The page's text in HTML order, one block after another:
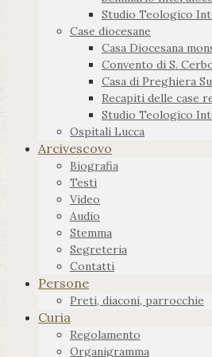
Studio Teologico
Case diocesane
Casa Diocesana
Convento di S.
Casa di Preghiera
Recapiti delle case
Studio Teologico
Ospitali Lucca
Arcivescovo
Biografia
Testi
Video
Audio
Stemma
Segreteria
Contatti
Persone
Preti, diaconi, parrocchie
Curia
Regolamento
Organigramma